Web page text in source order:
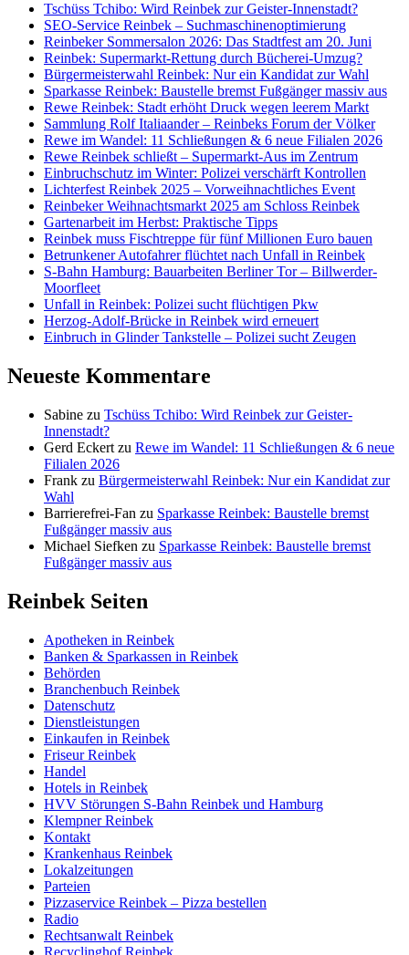
Tschüss Tchibo: Wird Reinbek zur Geister-Innenstadt?
SEO-Service Reinbek – Suchmaschinenoptimierung
Reinbeker Sommersalon 2026: Das Stadtfest am 20. Juni
Reinbek: Supermarkt-Rettung durch Bücherei-Umzug?
Bürgermeisterwahl Reinbek: Nur ein Kandidat zur Wahl
Sparkasse Reinbek: Baustelle bremst Fußgänger massiv aus
Rewe Reinbek: Stadt erhöht Druck wegen leerem Markt
Sammlung Rolf Italiaander – Reinbeks Forum der Völker
Rewe im Wandel: 11 Schließungen & 6 neue Filialen 2026
Rewe Reinbek schließt – Supermarkt-Aus im Zentrum
Einbruchschutz im Winter: Polizei verschärft Kontrollen
Lichterfest Reinbek 2025 – Vorweihnachtliches Event
Reinbeker Weihnachtsmarkt 2025 am Schloss Reinbek
Gartenarbeit im Herbst: Praktische Tipps
Reinbek muss Fischtreppe für fünf Millionen Euro bauen
Betrunkener Autofahrer flüchtet nach Unfall in Reinbek
S-Bahn Hamburg: Bauarbeiten Berliner Tor – Billwerder-
Moorfleet
Unfall in Reinbek: Polizei sucht flüchtigen Pkw
Herzog-Adolf-Brücke in Reinbek wird erneuert
Einbruch in Glinder Tankstelle – Polizei sucht Zeugen
Neueste Kommentare
Sabine zu Tschüss Tchibo: Wird Reinbek zur Geister-
Innenstadt?
Gerd Eckert zu Rewe im Wandel: 11 Schließungen & 6 neue
Filialen 2026
Frank zu Bürgermeisterwahl Reinbek: Nur ein Kandidat zur
Wahl
Barrierefrei-Fan zu Sparkasse Reinbek: Baustelle bremst
Fußgänger massiv aus
Michael Siefken zu Sparkasse Reinbek: Baustelle bremst
Fußgänger massiv aus
Reinbek Seiten
Apotheken in Reinbek
Banken & Sparkassen in Reinbek
Behörden
Branchenbuch Reinbek
Datenschutz
Dienstleistungen
Einkaufen in Reinbek
Friseur Reinbek
Handel
Hotels in Reinbek
HVV Störungen S-Bahn Reinbek und Hamburg
Klempner Reinbek
Kontakt
Krankenhaus Reinbek
Lokalzeitungen
Parteien
Pizzaservice Reinbek – Pizza bestellen
Radio
Rechtsanwalt Reinbek
Recyclinghof Reinbek